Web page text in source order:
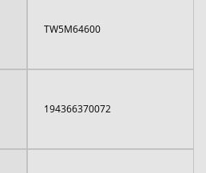
TW5M64600
194366370072